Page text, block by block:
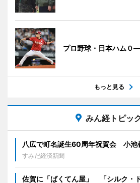
プロ野球・日本ハム０
もっと見る
みん経トピッ
八広で町名誕生60周年祝賀会 小池
すみだ経済新聞
佐賀に「ばくてん屋」 「シルク・